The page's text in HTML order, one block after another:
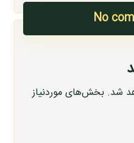
No
شد. بخش‌های موردنیاز